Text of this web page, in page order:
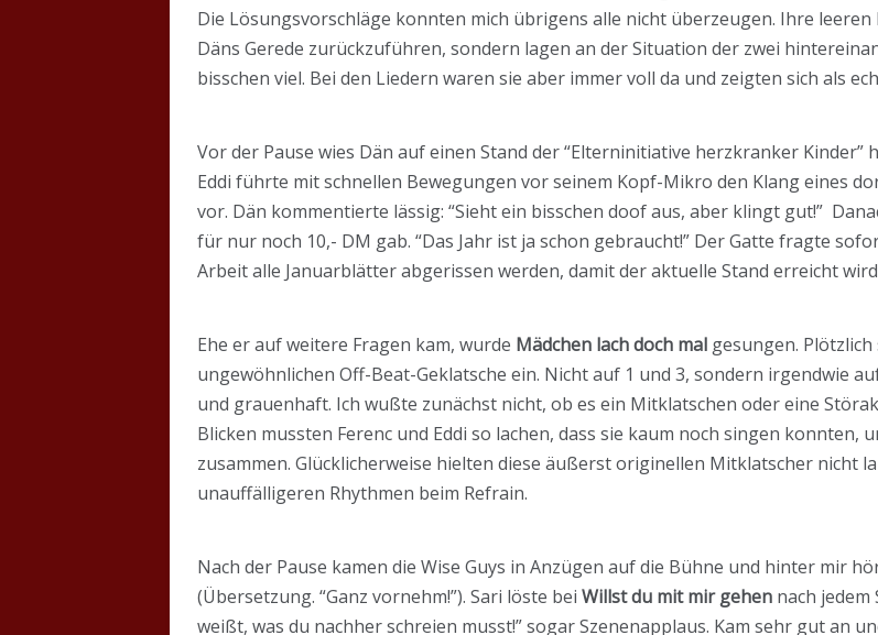
Die Lösungsvorschläge konnten mich übrigens alle nicht überzeugen. Ihre
Däns Gerede zurückzuführen, sondern lagen an der Situation der zwei
bisschen viel. Bei den Liedern waren sie aber immer voll da und zeigten sich als
Vor der Pause wies Dän auf einen Stand der “Elterninitiative herzkranker Kinder”
Eddi führte mit schnellen Bewegungen vor seinem Kopf-Mikro den Klang eines
vor. Dän kommentierte lässig: “Sieht ein bisschen doof aus, aber klingt gut!”
für nur noch 10,- DM gab. “Das Jahr ist ja schon gebraucht!” Der Gatte fragte
Arbeit alle Januarblätter abgerissen werden, damit der aktuelle Stand erreicht
Ehe er auf weitere Fragen kam, wurde Mädchen lach doch mal gesungen.
ungewöhnlichen Off-Beat-Geklatsche ein. Nicht auf 1 und 3, sondern irgendwie
und grauenhaft. Ich wußte zunächst nicht, ob es ein Mitklatschen oder eine
Blicken mussten Ferenc und Eddi so lachen, dass sie kaum noch singen
zusammen. Glücklicherweise hielten diese äußerst originellen Mitklatscher nicht
unauffälligeren Rhythmen beim Refrain.
Nach der Pause kamen die Wise Guys in Anzügen auf die Bühne und hinter mir
(Übersetzung. “Ganz vornehm!”). Sari löste beiWillst du mit mir gehen nach
weißt, was du nachher schreien musst!” sogar Szenenapplaus. Kam sehr gut an